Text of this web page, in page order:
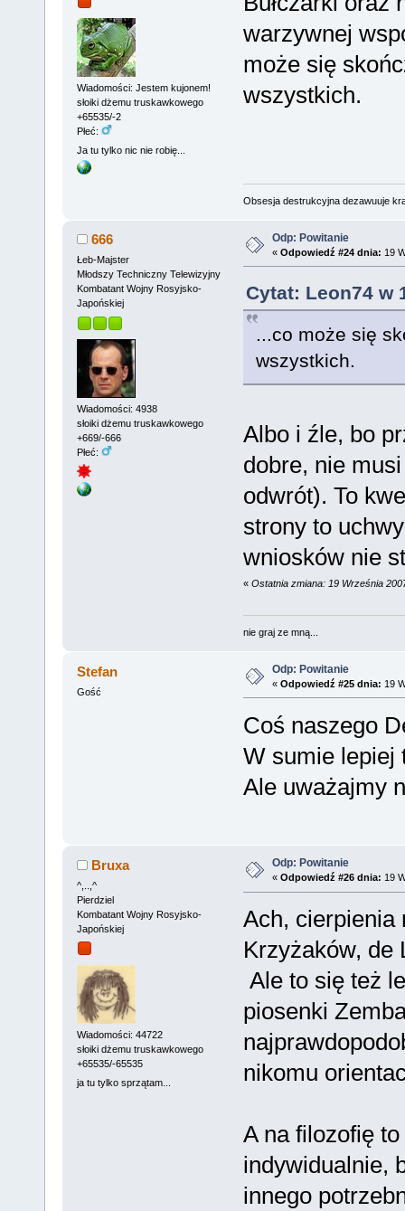
Wiadomości: Jestem kujonem!
słoiki dżemu truskawkowego
+65535/-2
Płeć:
Ja tu tylko nic nie robię...
warzywnej
może się
wszystkich.
Obsesja destrukcyjna dezawuuje
666
Łeb-Majster
Młodszy Techniczny Telewizyjny
Kombatant Wojny Rosyjsko-
Japońskiej
Wiadomości: 4938
słoiki dżemu truskawkowego
+669/-666
Płeć:
Odp: Powitanie
« Odpowiedź #24 dnia: 19
Cytat: Leon74 w
...co może się
wszystkich.
Albo i źle, bo
dobre, nie
odwrót). To
strony to
wniosków nie
« Ostatnia zmiana: 19 Września
nie graj ze mną...
Stefan
Gość
Odp: Powitanie
« Odpowiedź #25 dnia: 19
Coś naszego
W sumie lepiej
Ale uważajmy
Bruxa
^,..,^
Pierdziel
Kombatant Wojny Rosyjsko-
Japońskiej
Wiadomości: 44722
słoiki dżemu truskawkowego
+65535/-65535
ja tu tylko sprzątam...
Odp: Powitanie
« Odpowiedź #26 dnia: 19
Ach,
Krzyżaków,
Ale to się też
piosenki
nikomu
A na filozofię
indywidualnie,
innego